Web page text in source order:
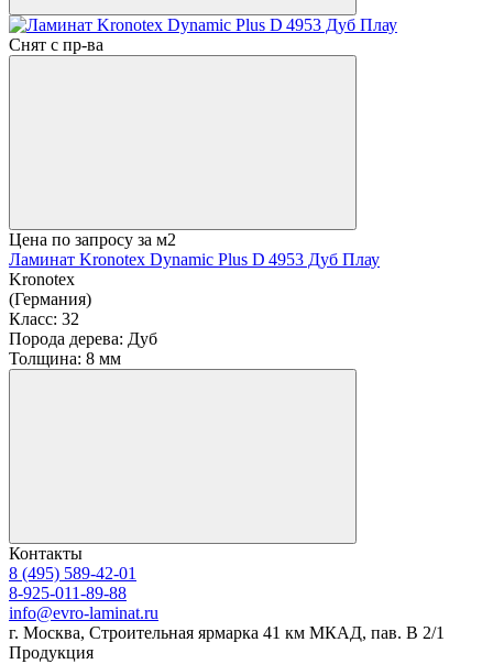
Снят с пр-ва
Цена по запросу за м2
Ламинат Kronotex Dynamic Plus D 4953 Дуб Плау
Kronotex
(Германия)
Класс: 32
Порода дерева: Дуб
Толщина: 8 мм
Контакты
8 (495) 589-42-01
8-925-011-89-88
info@evro-laminat.ru
г. Москва, Строительная ярмарка 41 км МКАД, пав. В 2/1
Продукция